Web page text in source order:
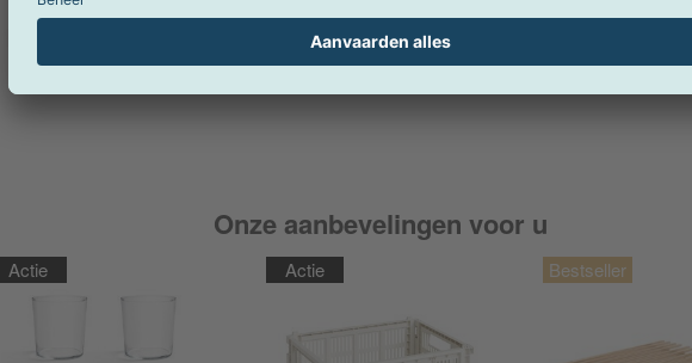
Onze aanbevelingen voor u
Actie Actie